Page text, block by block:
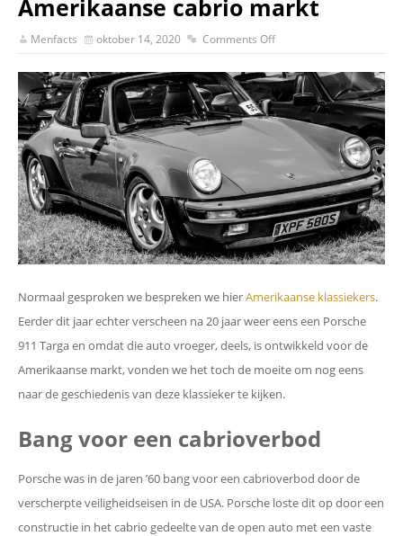
Amerikaanse cabrio markt
Menfacts oktober 14, 2020 Comments Off
Normaal gesproken we bespreken we hierAmerikaanse klassiekers.
Eerder dit jaar echter verscheen na 20 jaar weer eens een Porsche
911 Targa en omdat die auto vroeger, deels, is ontwikkeld voor de
Amerikaanse markt, vonden we het toch de moeite om nog eens
naar de geschiedenis van deze klassieker te kijken.
Bang voor een cabrioverbod
Porsche was in de jaren ’60 bang voor een cabrioverbod door de
verscherpte veiligheidseisen in de USA. Porsche loste dit op door een
constructie in het cabrio gedeelte van de open auto met een vaste